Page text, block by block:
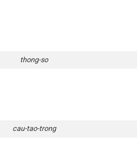
thong-so
cau-tao-trong